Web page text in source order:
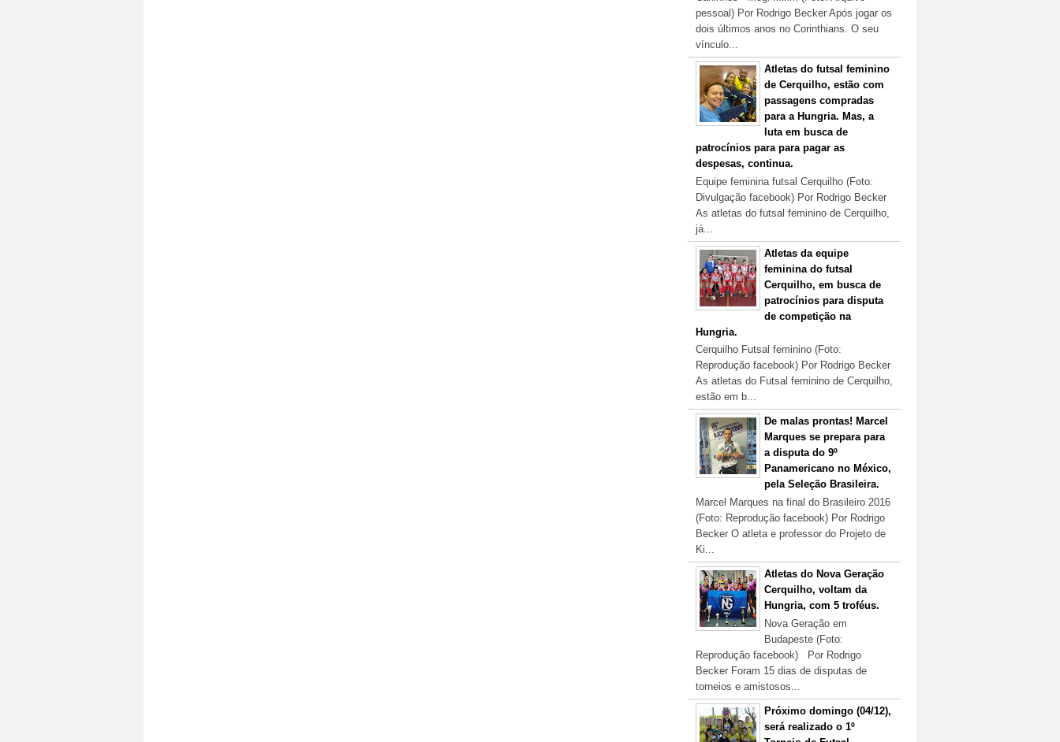
pessoal) Por Rodrigo Becker Após jogar os
dois últimos anos no Corinthians. O seu
vínculo...
Atletas do futsal feminino
de Cerquilho, estão com
passagens compradas
para a Hungria. Mas, a
luta em busca de
patrocínios para para pagar as
despesas, continua.
Equipe feminina futsal Cerquilho (Foto:
Divulgação facebook) Por Rodrigo Becker
As atletas do futsal feminino de Cerquilho,
já...
Atletas da equipe
feminina do futsal
Cerquilho, em busca de
patrocínios para disputa
de competição na
Hungria.
Cerquilho Futsal feminino (Foto:
Reprodução facebook) Por Rodrigo Becker
As atletas do Futsal feminino de Cerquilho,
estão em b...
De malas prontas! Marcel
Marques se prepara para
a disputa do 9º
Panamericano no México,
pela Seleção Brasileira.
Marcel Marques na final do Brasileiro 2016
(Foto: Reprodução facebook) Por Rodrigo
Becker O atleta e professor do Projeto de
Ki...
Atletas do Nova Geração
Cerquilho, voltam da
Hungria, com 5 troféus.
Nova Geração em
Budapeste (Foto:
Reprodução facebook) Por Rodrigo
Becker Foram 15 dias de disputas de
torneios e amistosos...
Próximo domingo (04/12),
será realizado o 1º